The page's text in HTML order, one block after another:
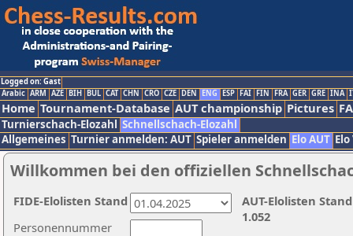
Logged on: Gast
Arabic ARM AZE BIH BUL CAT CHN CRO CZE DEN ENG ESP FAI FIN FRA GER GRE INA
Home Tournament-Database AUT championship Pictures
Turnierschach-Elozahl Schnellschach-Elozahl
Allgemeines Turnier anmelden: AUT Spieler anmelden Elo AUT
Willkommen bei den offiziellen
Personennummer
AUT-Elolisten
1.052
FIDE-Elolisten Stand